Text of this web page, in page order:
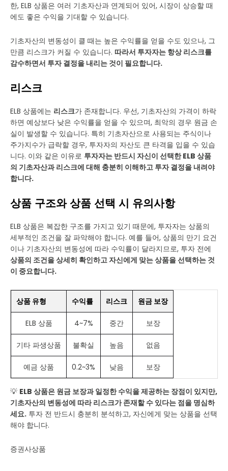
한, ELB 상품은 여러 기초자산과 연계되어 있어, 시장이 상승할 때
에도 좋은 수익을 기대할 수 있습니다.
기초자산의 변동성이 클 때는 높은 수익률을 얻을 수도 있으나, 그
만큼 리스크가 커질 수 있습니다. 따라서 투자자는 항상 리스크를
감수하면서 투자 결정을 내리는 것이 필요합니다.
리스크
ELB 상품에는 리스크가 존재합니다. 우선, 기초자산의 가격이 하락
하면 예상보다 낮은 수익률을 얻을 수 있으며, 최악의 경우 원금 손
실이 발생할 수 있습니다. 특히 기초자산으로 사용되는 주식이나
주가지수가 급락할 경우, 투자자의 자산도 큰 타격을 입을 수 있습
니다. 이와 같은 이유로 투자자는 반드시 자신이 선택한 ELB 상품
의 기초자산과 리스크에 대해 충분히 이해하고 투자 결정을 내려야
합니다.
상품 구조와 상품 선택 시 유의사항
ELB 상품은 복잡한 구조를 가지고 있기 때문에, 투자자는 상품의
세부적인 조건을 잘 파악해야 합니다. 예를 들어, 상품의 만기 요건
이나 기초자산의 변동성에 따라 수익률이 달라지므로, 투자 전에
상품의 조건을 상세히 확인하고 자신에게 맞는 상품을 선택하는 것
이 중요합니다.
상품 유형 수익률 리스크 원금 보장
ELB 상품 4~7% 중간 보장
기타 파생상품 불확실 높음 없음
예금 상품 0.2~3% 낮음 보장
💡 ELB 상품은 원금 보장과 일정한 수익을 제공하는 장점이 있지만,
기초자산의 변동성에 따라 리스크가 존재할 수 있다는 점을 명심하
세요. 투자 전 반드시 충분히 분석하고, 자신에게 맞는 상품을 선택
해야 합니다.
증권사상품